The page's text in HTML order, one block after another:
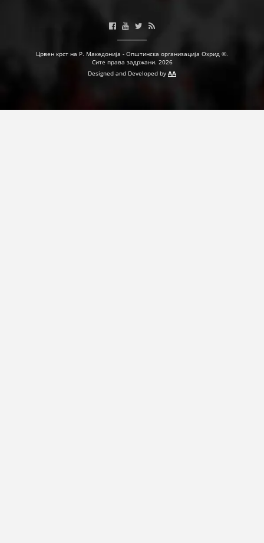
Црвен крст на Р. Македонија - Општинска организација Охрид ©.
Сите права задржани. 2026
Designed and Developed by AA